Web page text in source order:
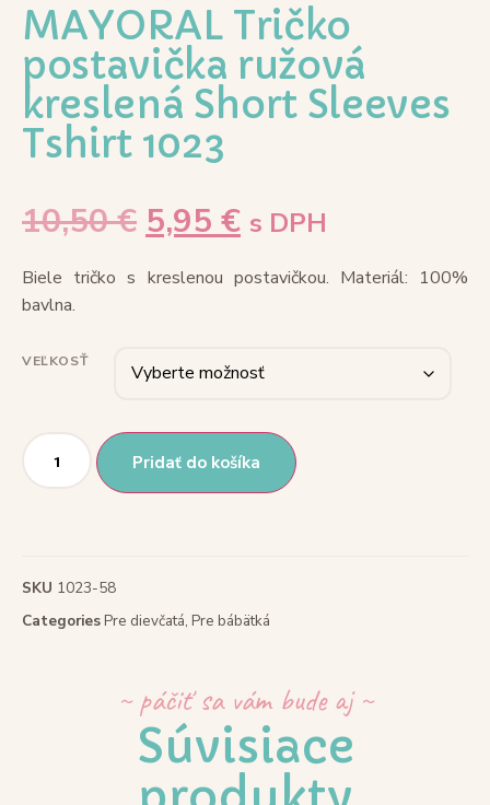
MAYORAL Tričko
postavička ružová
kreslená Short Sleeves
Tshirt 1023
10,50€ 5,95 € s DPH
Biele tričko s kreslenou postavičkou. Materiál: 100%
bavlna.
VEĽKOSŤ
Pridať do košíka
SKU 1023-58
CategoriesPre dievčatá, Pre bábätká
~ páčiť sa vám bude aj ~
Súvisiace